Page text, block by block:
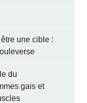
une cible :
du
gais et